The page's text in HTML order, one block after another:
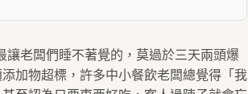
老闆們睡不著覺的，莫過於三天兩頭爆
加物超標，許多中小餐飲老闆總覺得「我